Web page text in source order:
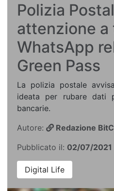
Polizia
attenzione a
WhatsApp
Green Pass
La polizia postale
ideata per rubare dati
bancarie.
Autore:
Redazione
Pubblicato il: 02/07/2021
Digital Life